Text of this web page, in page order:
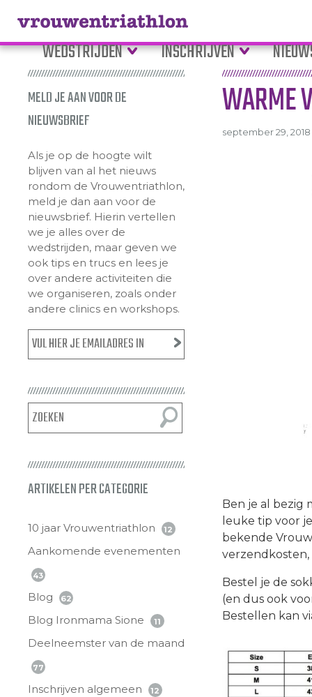
WEDSTRIJDEN INSCHRIJVEN
MELD JE AAN VOOR DE
NIEUWSBRIEF
Als je op de hoogte wilt
blijven van al het nieuws
rondom de Vrouwentriathlon,
meld je dan aan voor de
nieuwsbrief. Hierin vertellen
we je alles over de
wedstrijden, maar geven we
ook tips en trucs en lees je
over andere activiteiten die
we organiseren, zoals onder
andere clinics en workshops.
ARTIKELEN PER CATEGORIE
10 jaar Vrouwentriathlon 12
Aankomende evenementen
43
Blog 62
Blog Ironmama Sione 11
Deelneemster van de maand
77
Inschrijven algemeen 12
WARME
september 29, 2018
Ben je al bezig
leuke tip voor
bekende
verzendkosten,
Bestel je de
(en dus ook
Bestellen kan